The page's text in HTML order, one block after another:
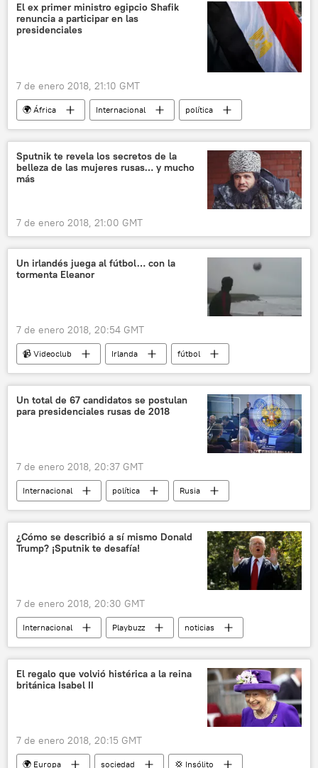
El ex primer ministro egipcio Shafik
renuncia a participar en las
presidenciales
7 de enero 2018, 21:10 GMT
🌍 África Internacional
política
Egipto
noticias
Sputnik te revela los secretos de la
belleza de las mujeres rusas… y mucho
más
7 de enero 2018, 21:00 GMT
Un irlandés juega al fútbol… con la
tormenta Eleanor
7 de enero 2018, 20:54 GMT
📹 Videoclub Irlanda
fútbol
tormenta
Un total de 67 candidatos se postulan
para presidenciales rusas de 2018
7 de enero 2018, 20:37 GMT
Internacional política
Rusia
Ela Pamfílova
Comisión Electoral Central de Rusia
Elecciones presidenciales en Rusia (2018)
¿Cómo se describió a sí mismo Donald
Trump? ¡Sputnik te desafía!
7 de enero 2018, 20:30 GMT
Internacional Playbuzz noticias
El regalo que volvió histérica a la reina
británica Isabel II
7 de enero 2018, 20:15 GMT
🌍 Europa sociedad 💢 Insólito